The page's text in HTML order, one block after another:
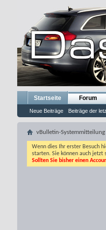
Startseite Forum
Neue Beiträge Beiträge der
vBulletin-Systemmitteilung
Wenn dies Ihr erster Besuch
starten. Sie können auch jetzt
Sollten Sie bisher einen